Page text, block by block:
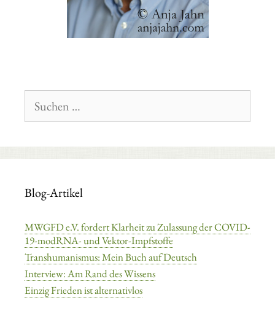
nach:
Blog-Artikel
MWGFD e.V. fordert Klarheit zu Zulassung der COVID-
19-modRNA- und Vektor-Impfstoffe
Transhumanismus: Mein Buch auf Deutsch
Interview: Am Rand des Wissens
Einzig Frieden ist alternativlos